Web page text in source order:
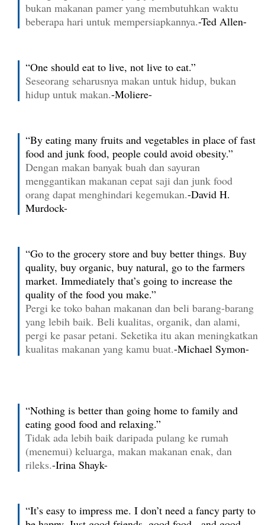
bukan makanan pamer yang membutuhkan waktu
beberapa hari untuk mempersiapkannya.-Ted Allen-
“One should eat to live, not live to eat.”
Seseorang seharusnya makan untuk hidup, bukan
hidup untuk makan.-Moliere-
“By eating many fruits and vegetables in place of fast
food and junk food, people could avoid obesity.”
Dengan makan banyak buah dan sayuran
menggantikan makanan cepat saji dan junk food
orang dapat menghindari kegemukan.-David H.
Murdock-
“Go to the grocery store and buy better things. Buy
quality, buy organic, buy natural, go to the farmers
market. Immediately that’s going to increase the
quality of the food you make.”
Pergi ke toko bahan makanan dan beli barang-barang
yang lebih baik. Beli kualitas, organik, dan alami,
pergi ke pasar petani. Seketika itu akan meningkatkan
kualitas makanan yang kamu buat.-Michael Symon-
“Nothing is better than going home to family and
eating good food and relaxing.”
Tidak ada lebih baik daripada pulang ke rumah
(menemui) keluarga, makan makanan enak, dan
rileks.-Irina Shayk-
“It’s easy to impress me. I don’t need a fancy party to